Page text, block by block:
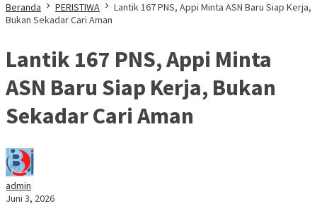
Beranda
PERISTIWA
Lantik 167 PNS, Appi Minta ASN Baru Siap Kerja,
Bukan Sekadar Cari Aman
Lantik 167 PNS, Appi Minta
ASN Baru Siap Kerja, Bukan
Sekadar Cari Aman
admin
Juni 3, 2026